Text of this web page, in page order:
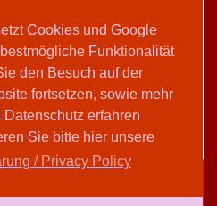
Cookies und Google
Funktionalität
den Besuch auf der
fortsetzen, sowie mehr
erfahren
Sie bitte hier unsere
/ Privacy Policy
Sharon Adler
Teilen